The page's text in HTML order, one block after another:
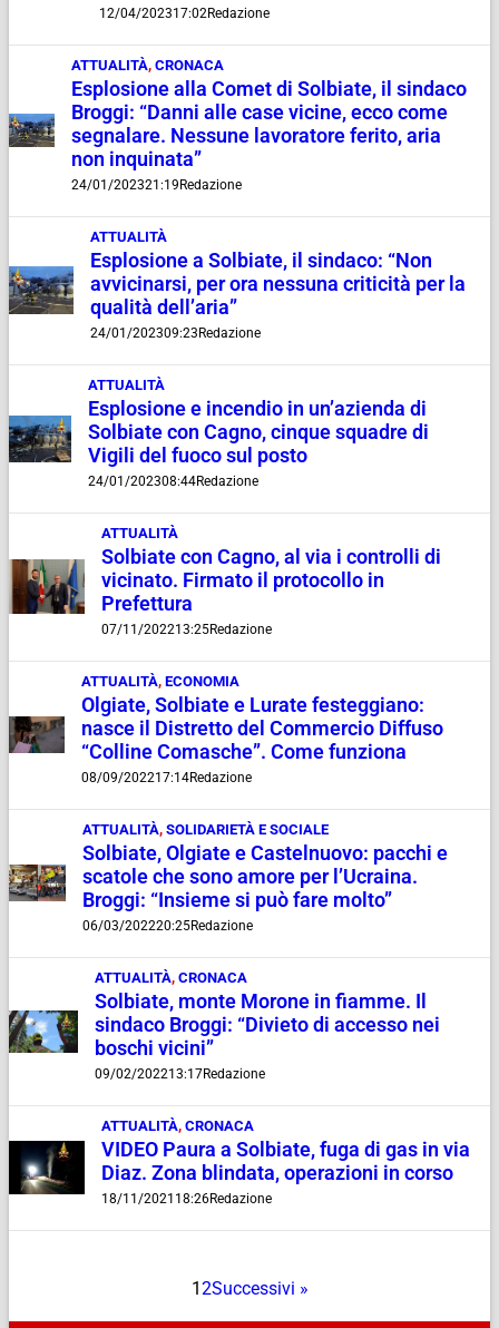
12/04/202317:02Redazione
ATTUALITÀ,CRONACA
Esplosione alla Comet di Solbiate, il sindaco
Broggi: “Danni alle case vicine, ecco come
segnalare. Nessune lavoratore ferito, aria
non inquinata”
24/01/202321:19Redazione
ATTUALITÀ
Esplosione a Solbiate, il sindaco: “Non
avvicinarsi, per ora nessuna criticità per la
qualità dell’aria”
24/01/202309:23Redazione
ATTUALITÀ
Esplosione e incendio in un’azienda di
Solbiate con Cagno, cinque squadre di
Vigili del fuoco sul posto
24/01/202308:44Redazione
ATTUALITÀ
Solbiate con Cagno, al via i controlli di
vicinato. Firmato il protocollo in
Prefettura
07/11/202213:25Redazione
ATTUALITÀ, ECONOMIA
Olgiate, Solbiate e Lurate festeggiano:
nasce il Distretto del Commercio Diffuso
“Colline Comasche”. Come funziona
08/09/202217:14Redazione
ATTUALITÀ, SOLIDARIETÀ E SOCIALE
Solbiate, Olgiate e Castelnuovo: pacchi e
scatole che sono amore per l’Ucraina.
Broggi: “Insieme si può fare molto”
06/03/202220:25Redazione
ATTUALITÀ, CRONACA
Solbiate, monte Morone in fiamme. Il
sindaco Broggi: “Divieto di accesso nei
boschi vicini”
09/02/202213:17Redazione
ATTUALITÀ, CRONACA
VIDEO Paura a Solbiate, fuga di gas in via
Diaz. Zona blindata, operazioni in corso
18/11/2021 18:26Redazione
12Successivi »